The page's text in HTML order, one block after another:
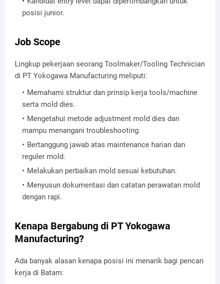
posisi junior.
Job Scope
Lingkup pekerjaan seorang Toolmaker/Tooling Technician
di PT Yokogawa Manufacturing meliputi:
Memahami struktur dan prinsip kerja tools/machine
serta mold dies.
Mengetahui metode adjustment mold dies dan
mampu menangani troubleshooting.
Bertanggung jawab atas maintenance harian dan
reguler mold.
Melakukan perbaikan mold sesuai kebutuhan.
Menyusun dokumentasi dan catatan perawatan mold
dengan rapi.
Kenapa Bergabung di PT Yokogawa
Manufacturing?
Ada banyak alasan kenapa posisi ini menarik bagi pencari
kerja di Batam: